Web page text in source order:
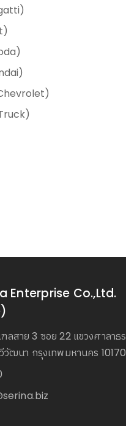
Enterprise Co.,Ltd.
สาย 3 ซอย 22 แขวงศาลาธร
ฒนา กรุงเทพมหานคร 10170